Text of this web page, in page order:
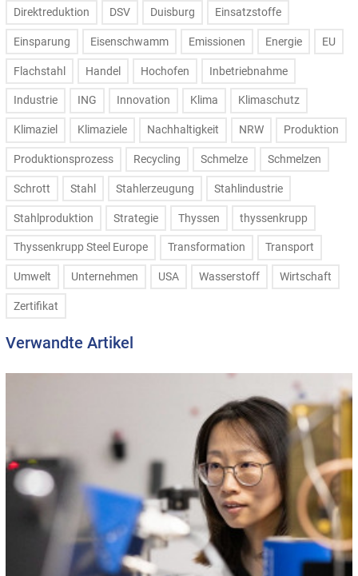
Direktreduktion DSV Duisburg Einsatzstoffe
Einsparung Eisenschwamm Emissionen Energie EU
Flachstahl Handel Hochofen Inbetriebnahme
Industrie ING Innovation Klima Klimaschutz
Klimaziel Klimaziele Nachhaltigkeit NRW Produktion
Produktionsprozess Recycling Schmelze Schmelzen
Schrott Stahl Stahlerzeugung Stahlindustrie
Stahlproduktion Strategie Thyssen thyssenkrupp
Thyssenkrupp Steel Europe Transformation Transport
Umwelt Unternehmen USA Wasserstoff Wirtschaft
Zertifikat
Verwandte Artikel